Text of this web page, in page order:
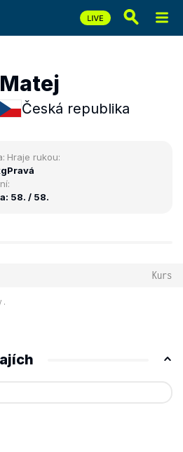
Česká republika
Hraje rukou:
Pravá
58. / 58.
Kurs